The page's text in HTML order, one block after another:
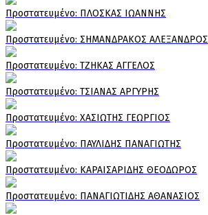
Πρoστατευμένο: ΠΛΟΣΚΑΣ ΙΩΑΝΝΗΣ
Πρoστατευμένο: ΣΗΜΑΝΔΡΑΚΟΣ ΑΛΕΞΑΝΔΡΟΣ
Πρoστατευμένο: ΤΖΗΚΑΣ ΑΓΓΕΛΟΣ
Πρoστατευμένο: ΤΣΙΑΝΑΣ ΑΡΓΥΡΗΣ
Πρoστατευμένο: ΧΑΣΙΩΤΗΣ ΓΕΩΡΓΙΟΣ
Πρoστατευμένο: ΠΑΥΛΙΔΗΣ ΠΑΝΑΓΙΩΤΗΣ
Πρoστατευμένο: ΚΑΡΑΙΣΑΡΙΔΗΣ ΘΕΟΔΩΡΟΣ
Πρoστατευμένο: ΠΑΝΑΓΙΩΤΙΔΗΣ ΑΘΑΝΑΣΙΟΣ